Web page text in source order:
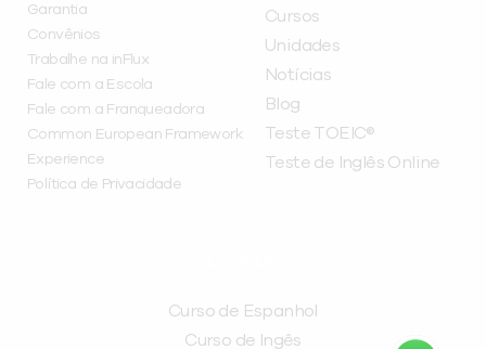
Garantia
Convênios
Trabalhe na inFlux
Fale com a Escola
Fale com a Franqueadora
Common European Framework
Experience
Política de Privacidade
Cursos
Unidades
Notícias
Blog
Teste TOEIC®
Teste de Inglês Online
Curso de Espanhol
Curso de Ingês